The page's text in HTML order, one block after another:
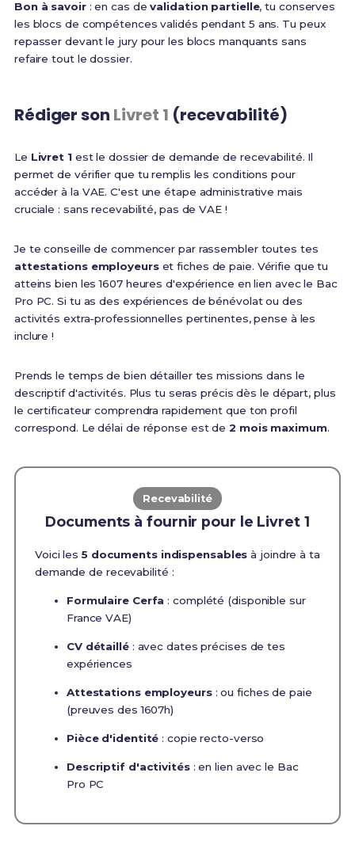
Bon à savoir: en cas devalidation partielle, tu conserves
les blocs de compétences validés pendant 5 ans. Tu peux
repasser devant le jury pour les blocs manquants sans
refaire tout le dossier.
Rédiger son Livret 1 (recevabilité)
Le Livret 1est le dossier de demande de recevabilité. Il
permet de vérifier que tu remplis les conditions pour
accéder à la VAE. C'est une étape administrative mais
cruciale : sans recevabilité, pas de VAE !
Je te conseille de commencer par rassembler toutes tes
attestations employeurset fiches de paie. Vérifie que tu
atteins bien les 1607 heures d'expérience en lien avec le Bac
Pro PC. Si tu as des expériences de bénévolat ou des
activités extra-professionnelles pertinentes, pense à les
inclure !
Prends le temps de bien détailler tes missions dans le
descriptif d'activités. Plus tu seras précis dès le départ, plus
le certificateur comprendra rapidement que ton profil
correspond. Le délai de réponse est de2 mois maximum.
Recevabilité
Documents à fournir pour le Livret 1
Voici les 5 documents indispensables à joindre à ta
demande de recevabilité :
Formulaire Cerfa : complété (disponible sur
France VAE)
CV détaillé: avec dates précises de tes
expériences
Attestations employeurs: ou fiches de paie
(preuves des 1607h)
Pièce d'identité : copie recto-verso
Descriptif d'activités: en lien avec le Bac
Pro PC